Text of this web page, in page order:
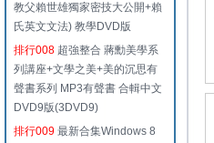
教父賴世雄獨家密技大公開+賴
氏英文文法) 教學DVD版
排行008 超強整合 蔣勳美學系
列講座+文學之美+美的沉思有
聲書系列 MP3有聲書 合輯中文
DVD9版(3DVD9)
排行009 最新合集Windows 8